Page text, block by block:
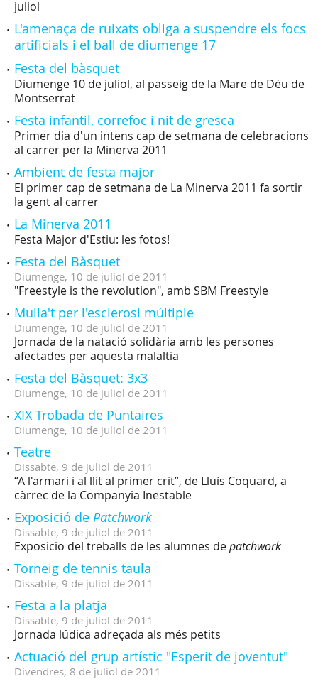
juliol
L'amenaça de ruixats obliga a suspendre els focs
artificials i el ball de diumenge 17
Festa del bàsquet
Diumenge 10 de juliol, al passeig de la Mare de Déu de
Montserrat
Festa infantil, correfoc i nit de gresca
Primer dia d'un intens cap de setmana de celebracions
al carrer per la Minerva 2011
Ambient de festa major
El primer cap de setmana de La Minerva 2011 fa sortir
la gent al carrer
La Minerva 2011
Festa Major d'Estiu: les fotos!
Festa del Bàsquet
Diumenge, 10 de juliol de 2011
"Freestyle is the revolution", amb SBM Freestyle
Mulla't per l'esclerosi múltiple
Diumenge, 10 de juliol de 2011
Jornada de la natació solidària amb les persones
afectades per aquesta malaltia
Festa del Bàsquet: 3x3
Diumenge, 10 de juliol de 2011
XIX Trobada de Puntaires
Diumenge, 10 de juliol de 2011
Teatre
Dissabte, 9 de juliol de 2011
“A l'armari i al llit al primer crit”, de Lluís Coquard, a
càrrec de la Companyia Inestable
Exposició de Patchwork
Dissabte, 9 de juliol de 2011
Exposicio del treballs de les alumnes depatchwork
Torneig de tennis taula
Dissabte, 9 de juliol de 2011
Festa a la platja
Dissabte, 9 de juliol de 2011
Jornada lúdica adreçada als més petits
Actuació del grup artístic "Esperit de joventut"
Divendres, 8 de juliol de 2011